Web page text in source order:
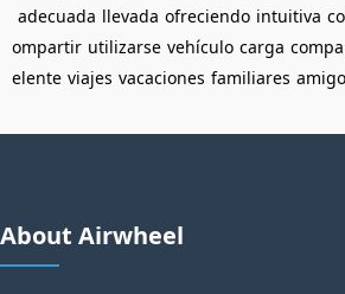
adecuada llevada ofreciendo intuitiva
ompartir utilizarse vehículo carga
elente viajes vacaciones familiares
About Airwheel